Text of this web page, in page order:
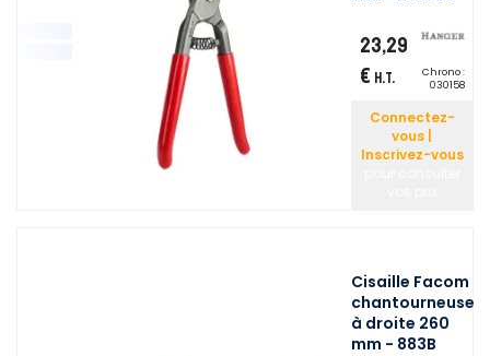
23,29
€ H.T.
Chrono :
030158
Connectez-
vous |
Inscrivez-vous
Cisaille Facom
chantourneuse
à droite 260
mm - 883B